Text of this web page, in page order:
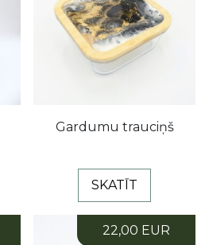
Gardumu trauciņš
SKATĪT
22,00 EUR